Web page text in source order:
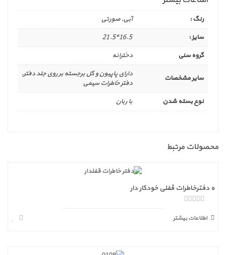
ت
بی
ش
تر
ت
)
رنگ :
آبی, صورتی
سایز :
16.5*21.5
گروه سنی
دخترانه
سایر مشخصات
دارای پاپیون و گل برجسته بر روی جلد دفتر,
دفتر خاطرات سیمی
نوع بسته شدن
با ربان
محصولات مرتبط
ه دفترخاطرات قفلی خودکار دار
ز
5
اطلاعات بیشتر